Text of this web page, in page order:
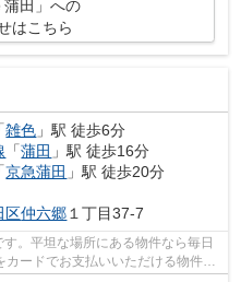
蒲田」への
はこちら
「雑色 」駅 徒歩6分
「蒲田 」駅 徒歩16分
「京急蒲田 」駅 徒歩20分
区仲六郷 １丁目37-7
。平坦な場所にある物件なら毎日
ードでお支払いいただける物件な